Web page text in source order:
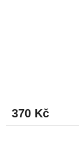
370 Kč